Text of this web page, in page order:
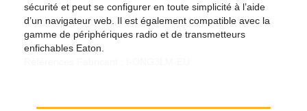
sécurité et peut se configurer en toute simplicité à l’aide
d’un navigateur web. Il est également compatible avec la
gamme de périphériques radio et de transmetteurs
enfichables Eaton.